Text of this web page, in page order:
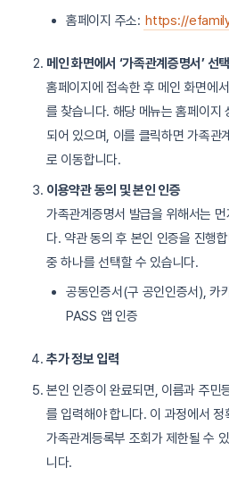
홈페이지 주소: https://
메인 화면에서 ‘가족관계증명서’ 선택
홈페이지에 접속한 후 메인 화면에
를 찾습니다. 해당 메뉴는 홈페이지
되어 있으며, 이를 클릭하면 가족관
로 이동합니다.
이용약관 동의 및 본인 인증
가족관계증명서 발급을 위해서는
다. 약관 동의 후 본인 인증을 진행
중 하나를 선택할 수 있습니다.
공동인증서(구 공인인증서), 카
PASS 앱 인증
추가 정보 입력
본인 인증이 완료되면, 이름과 주민
를 입력해야 합니다. 이 과정에서
가족관계등록부 조회가 제한될 수
니다.